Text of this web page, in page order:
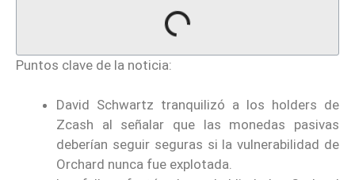
Puntos clave de la noticia:
David Schwartz tranquilizó a los holders de
Zcash al señalar que las monedas pasivas
deberían seguir seguras si la vulnerabilidad de
Orchard nunca fue explotada.